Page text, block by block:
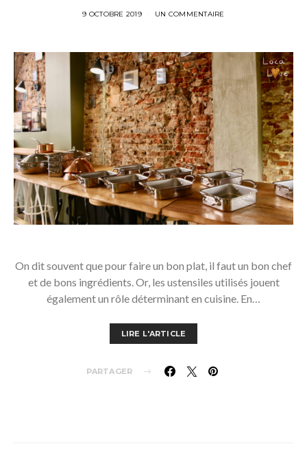
9 OCTOBRE 2019 UN COMMENTAIRE
On dit souvent que pour faire un bon plat, il faut un bon chef
et de bons ingrédients. Or, les ustensiles utilisés jouent
également un rôle déterminant en cuisine. En…
LIRE L'ARTICLE
PARTAGER